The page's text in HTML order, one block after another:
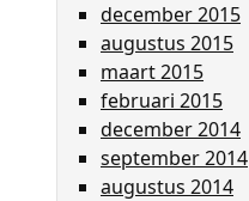
december 2015
augustus 2015
maart 2015
februari 2015
december 2014
september 2014
augustus 2014